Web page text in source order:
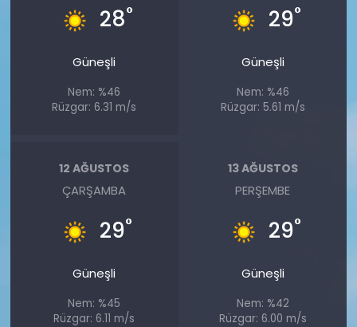
28°
Güneşli
Nem: %46
Rüzgar: 6.31 m/s
29°
Güneşli
Nem: %46
Rüzgar: 5.61 m/s
12 AĞUSTOS
ÇARŞAMBA
29°
Güneşli
Nem: %45
Rüzgar: 6.11 m/s
13 AĞUSTOS
PERŞEMBE
29°
Güneşli
Nem: %42
Rüzgar: 6.00 m/s